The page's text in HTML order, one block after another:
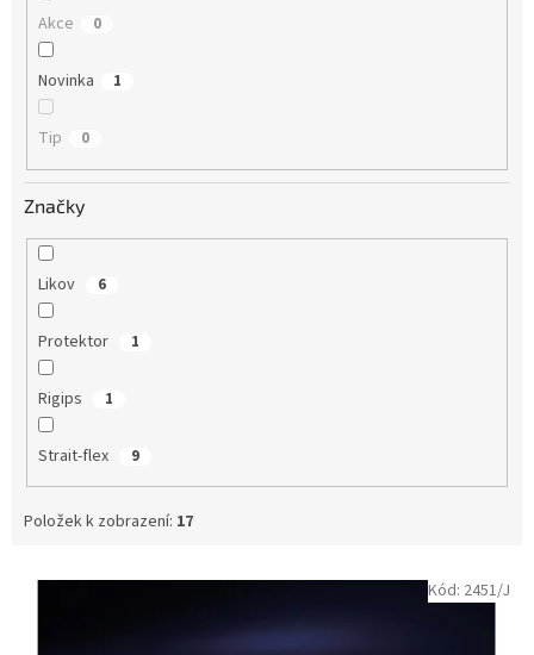
Akce 0
Novinka 1
Tip 0
Značky
Likov 6
Protektor 1
Rigips 1
Strait-flex 9
Položek k zobrazení: 17
Kód: 2451/J